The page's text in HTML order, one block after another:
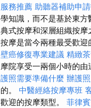
服務推薦 助聽器補助申
學知識，而不是基於東
典式按摩和深層組織按摩
按摩是當今兩種最受歡迎
壁癌修復專業建議 精緻
摩院享受一兩個小時的
護照需要準備什麼 辦護
的。 中醫經絡按摩專班
歡迎的按摩類型。 菲律